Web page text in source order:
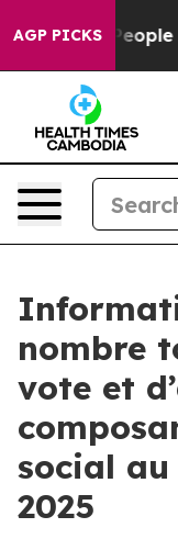
AGP PICKS
Win: “People
nombre
vote et
social
2025